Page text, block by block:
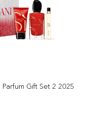
Gift Set 2 2025